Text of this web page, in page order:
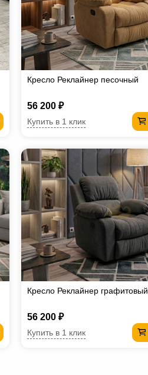
Кресло Реклайнер песочный
56 200 ₽
Купить в 1 клик
Кресло Реклайнер графитовый
56 200 ₽
Купить в 1 клик